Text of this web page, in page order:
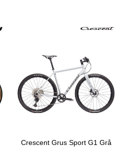
Crescent Grus Sport G1 Grå